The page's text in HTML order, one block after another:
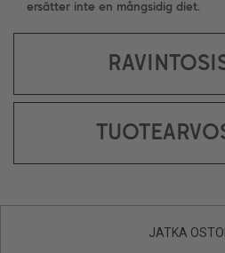
ersätter inte en mångsidig diet.
JATKA